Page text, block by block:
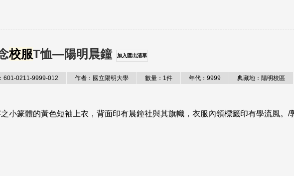
校服T恤—陽明晨鐘 加入匯出清單
601-0211-9999-012 作者：國立陽明大學 數量：1件 年代：9999 典藏地：陽明校區
小篆體的黃色短袖上衣，背面印有晨鐘社與其旗幟，衣服內領標籤印有學流風。/